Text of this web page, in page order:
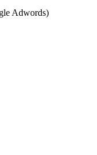
Adwords)